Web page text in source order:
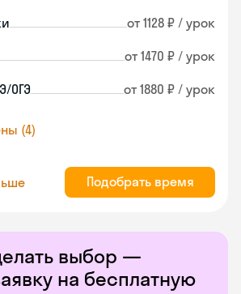
от 1128 ₽ / урок
от 1470 ₽ / урок
ОГЭ от 1880 ₽ / урок
(4)
Подобрать время
выбор —
на бесплатную